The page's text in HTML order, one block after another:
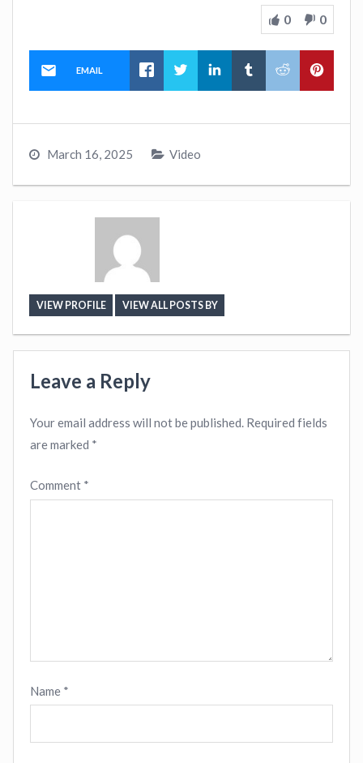
0 0
EMAIL
March 16, 2025 Video
VIEW PROFILE VIEW ALL POSTS BY
Leave a Reply
Your email address will not be published. Required fields
are marked *
Comment *
Name *